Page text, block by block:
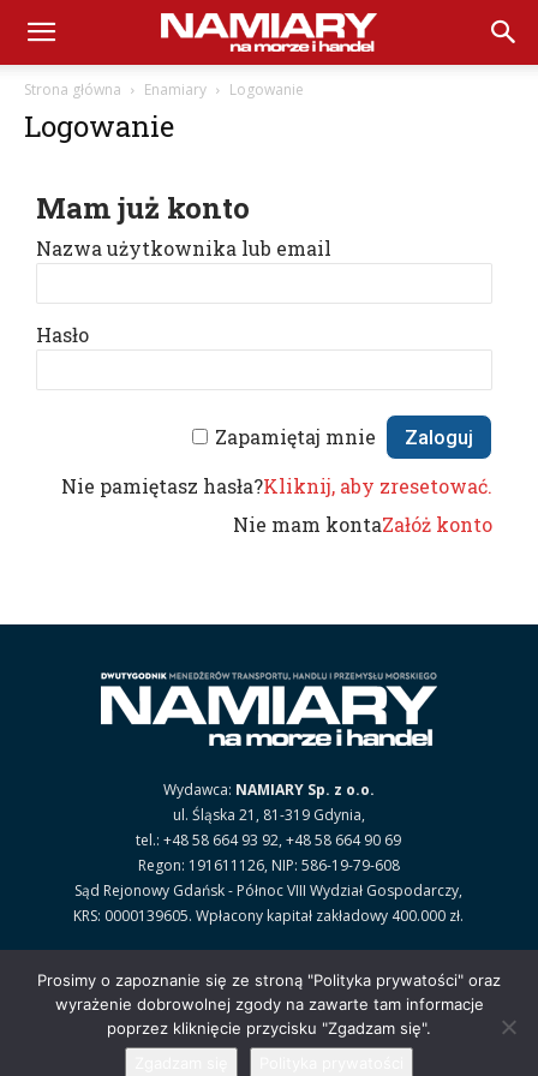
Namiary
Morze
Strona główna Enamiary Logowanie
Logowanie
Mam już konto
Nazwa użytkownika lub email
Hasło
Zapamiętaj mnie
Nie pamiętasz hasła?Kliknij, aby zresetować.
Nie mam kontaZałóż konto
Wydawca: NAMIARY Sp. z o.o.
ul. Śląska 21, 81-319 Gdynia,
tel.: +48 58 664 93 92, +48 58 664 90 69
Regon: 191611126, NIP: 586-19-79-608
Sąd Rejonowy Gdańsk - Północ VIII Wydział Gospodarczy,
KRS: 0000139605. Wpłacony kapitał zakładowy 400.000 zł.
Prosimy o zapoznanie się ze stroną "Polityka prywatości" oraz
wyrażenie dobrowolnej zgody na zawarte tam informacje
poprzez kliknięcie przycisku "Zgadzam się".